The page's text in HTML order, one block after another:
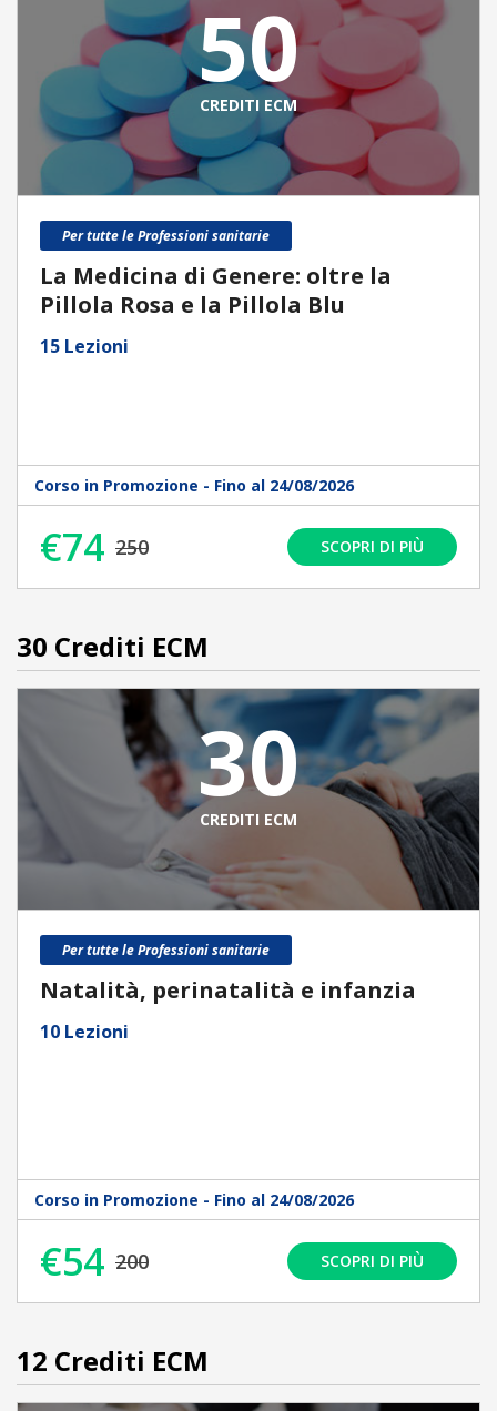
50
CREDITI ECM
Per tutte le Professioni sanitarie
La Medicina di Genere: oltre la
Pillola Rosa e la Pillola Blu
15 Lezioni
Corso in Promozione - Fino al 24/08/2026
€74 250 SCOPRI DI PIÙ
30 Crediti ECM
30
CREDITI ECM
Per tutte le Professioni sanitarie
Natalità, perinatalità e infanzia
10 Lezioni
Corso in Promozione - Fino al 24/08/2026
€54 200 SCOPRI DI PIÙ
12 Crediti ECM